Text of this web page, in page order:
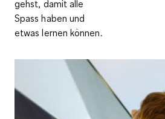
gehst, damit alle
Spass haben und
etwas lernen können.